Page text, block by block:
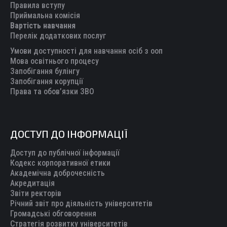
in
new
window
in
new
window
in
new
window
in
new
window
new
Правила вступу
Приймальна комісія
Вартість навчання
Перелік додаткових послуг
Умови доступності для навчання осіб з ооп
Мова освітнього процесу
Запобігання булінгу
Запобігання корупції
Права та обов’язки ЗВО
ДОСТУП ДО ІНФОРМАЦІЇ
Доступ до публічної інформації
Кодекс корпоративної етики
Академічна доброчесність
Акредитація
Звіти ректорів
Річний звіт про діяльність університетів
Громадські обговорення
Стратегія розвитку університетів